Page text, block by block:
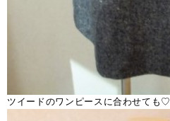
ツイードのワンピースに合わせても♡